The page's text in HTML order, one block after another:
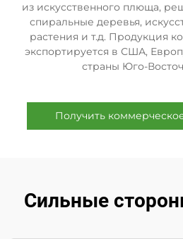
из искусственного плюща,
спиральные деревья,
растения и т.д. Продукция
экспортируется в США,
страны Юго-
Получить
Сильные